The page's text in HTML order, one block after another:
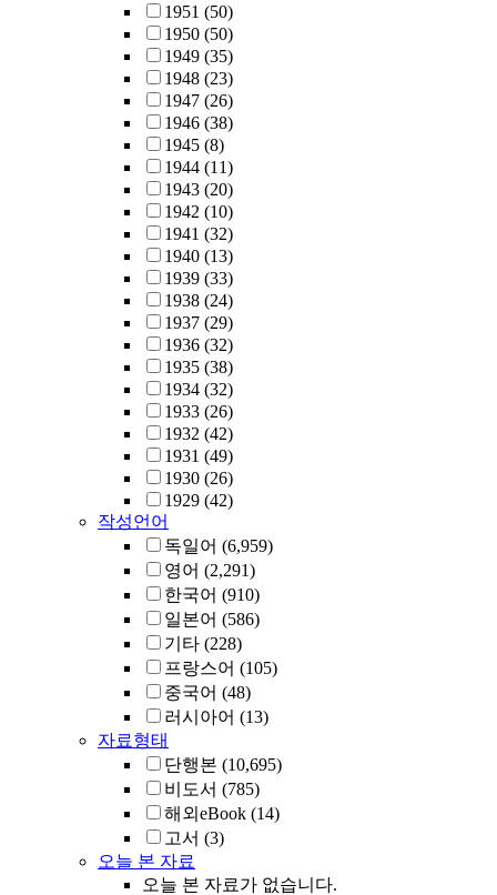
1951 (50)
1950 (50)
1949 (35)
1948 (23)
1947 (26)
1946 (38)
1945 (8)
1944 (11)
1943 (20)
1942 (10)
1941 (32)
1940 (13)
1939 (33)
1938 (24)
1937 (29)
1936 (32)
1935 (38)
1934 (32)
1933 (26)
1932 (42)
1931 (49)
1930 (26)
1929 (42)
작성언어
독일어 (6,959)
영어 (2,291)
한국어 (910)
일본어 (586)
기타 (228)
프랑스어 (105)
중국어 (48)
러시아어 (13)
자료형태
단행본 (10,695)
비도서 (785)
해외eBook (14)
고서 (3)
오늘 본 자료
오늘 본 자료가 없습니다.